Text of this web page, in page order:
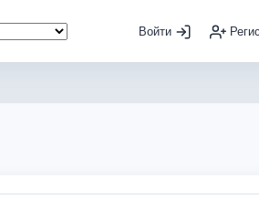
Войти